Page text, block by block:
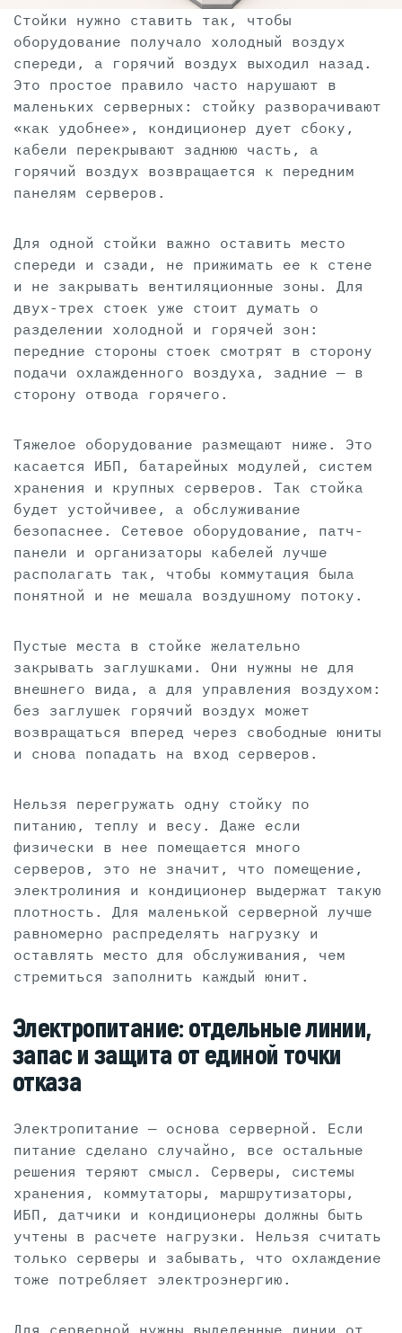
Стойки нужно ставить так, чтобы
оборудование получало холодный воздух
спереди, а горячий воздух выходил назад.
Это простое правило часто нарушают в
маленьких серверных: стойку разворачивают
«как удобнее», кондиционер дует сбоку,
кабели перекрывают заднюю часть, а
горячий воздух возвращается к передним
панелям серверов.
Для одной стойки важно оставить место
спереди и сзади, не прижимать ее к стене
и не закрывать вентиляционные зоны. Для
двух-трех стоек уже стоит думать о
разделении холодной и горячей зон:
передние стороны стоек смотрят в сторону
подачи охлажденного воздуха, задние — в
сторону отвода горячего.
Тяжелое оборудование размещают ниже. Это
касается ИБП, батарейных модулей, систем
хранения и крупных серверов. Так стойка
будет устойчивее, а обслуживание
безопаснее. Сетевое оборудование, патч-
панели и организаторы кабелей лучше
располагать так, чтобы коммутация была
понятной и не мешала воздушному потоку.
Пустые места в стойке желательно
закрывать заглушками. Они нужны не для
внешнего вида, а для управления воздухом:
без заглушек горячий воздух может
возвращаться вперед через свободные юниты
и снова попадать на вход серверов.
Нельзя перегружать одну стойку по
питанию, теплу и весу. Даже если
физически в нее помещается много
серверов, это не значит, что помещение,
электролиния и кондиционер выдержат такую
плотность. Для маленькой серверной лучше
равномерно распределять нагрузку и
оставлять место для обслуживания, чем
стремиться заполнить каждый юнит.
Электропитание: отдельные линии,
запас и защита от единой точки
отказа
Электропитание — основа серверной. Если
питание сделано случайно, все остальные
решения теряют смысл. Серверы, системы
хранения, коммутаторы, маршрутизаторы,
ИБП, датчики и кондиционеры должны быть
учтены в расчете нагрузки. Нельзя считать
только серверы и забывать, что охлаждение
тоже потребляет электроэнергию.
Для серверной нужны выделенные линии от